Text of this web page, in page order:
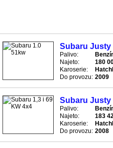
Subaru Justy
Palivo:
Najeto:
180
Karoserie:
Do provozu: 2009
Subaru Justy
Palivo:
Najeto:
183
Karoserie:
Do provozu: 2008